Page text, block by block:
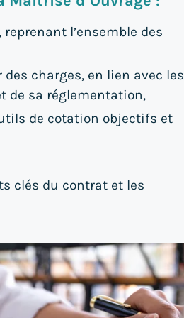
l’ensemble des
charges, en lien avec les
de sa réglementation,
de cotation objectifs et
clés du contrat et les